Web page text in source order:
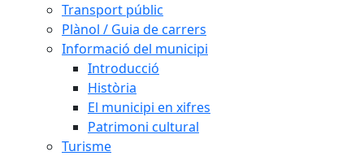
Transport públic
Plànol / Guia de carrers
Informació del municipi
Introducció
Història
El municipi en xifres
Patrimoni cultural
Turisme